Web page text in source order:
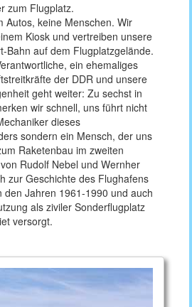
zum Flugplatz.
Autos, keine Menschen. Wir
Kiosk und vertreiben unsere
Bahn auf dem Flugplatzgelände.
ein ehemaliges
der DDR und unsere
geht weiter: Zu sechst in
wir schnell, uns führt nicht
dieses
sondern ein Mensch, der uns
Raketenbau im zweiten
Rudolf Nebel und Wernher
zur Geschichte des Flughafens
den Jahren 1961-1990 und auch
als ziviler Sonderflugplatz
versorgt.